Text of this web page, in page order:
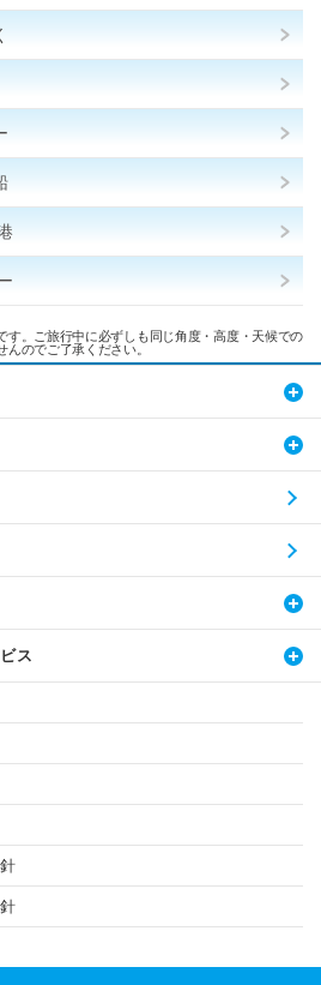
。ご旅行中に必ずしも同じ角度・高度・天候での
のでご了承ください。
ス